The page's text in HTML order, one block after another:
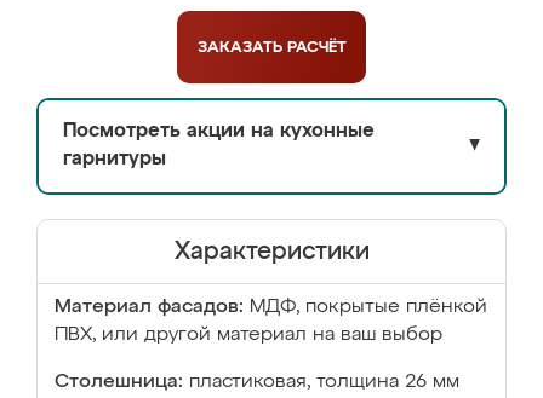
ЗАКАЗАТЬ РАСЧЁТ
Посмотреть акции на кухонные
гарнитуры
▼
Характеристики
Материал фасадов: МДФ, покрытые плёнкой
ПВХ, или другой материал на ваш выбор
Столешница: пластиковая, толщина 26 мм